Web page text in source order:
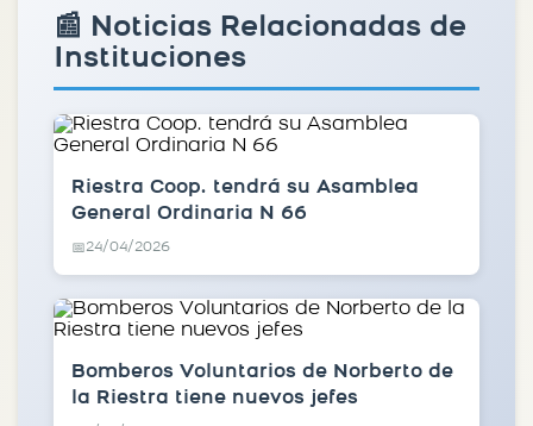
📰 Noticias Relacionadas de
Instituciones
Riestra Coop. tendrá su Asamblea
General Ordinaria N 66
📅24/04/2026
Bomberos Voluntarios de Norberto de
la Riestra tiene nuevos jefes